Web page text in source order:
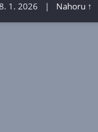
1. 2026
| Nahoru ↑